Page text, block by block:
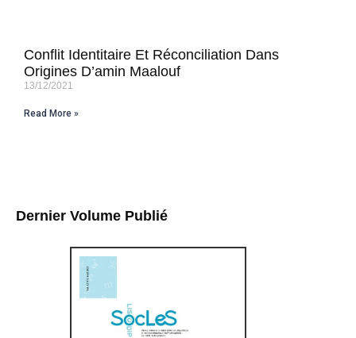
Dernier Volume Publié
Conflit Identitaire Et Réconciliation Dans
Origines D’amin Maalouf
13/12/2021
Read More »